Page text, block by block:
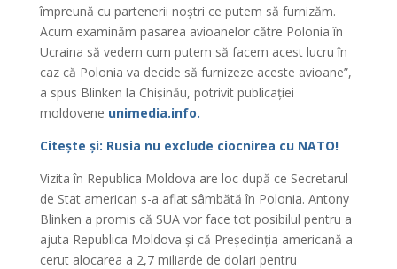
împreună cu partenerii noștri ce putem să furnizăm.
Acum examinăm pasarea avioanelor către Polonia în
Ucraina să vedem cum putem să facem acest lucru în
caz că Polonia va decide să furnizeze aceste avioane”,
a spus Blinken la Chișinău, potrivit publicației
moldovene unimedia.info.
Citește și: Rusia nu exclude ciocnirea cu NATO!
Vizita în Republica Moldova are loc după ce Secretarul
de Stat american s-a aflat sâmbătă în Polonia. Antony
Blinken a promis că SUA vor face tot posibilul pentru a
ajuta Republica Moldova și că Președinția americană a
cerut alocarea a 2,7 miliarde de dolari pentru